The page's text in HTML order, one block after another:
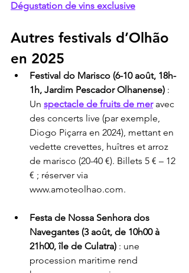
Dégustation de vins exclusive
Autres festivals d’Olhão
en 2025
Festival do Marisco (6-10 août, 18h-
1h, Jardim Pescador Olhanense) :
Un spectacle de fruits de mer avec
des concerts live (par exemple,
Diogo Piçarra en 2024), mettant en
vedette crevettes, huîtres et arroz
de marisco (20-40 €). Billets 5 € – 12
€ ; réserver via
www.amoteolhao.com.
Festa de Nossa Senhora dos
Navegantes (3 août, de 10h00 à
21h00, île de Culatra) : une
procession maritime rend